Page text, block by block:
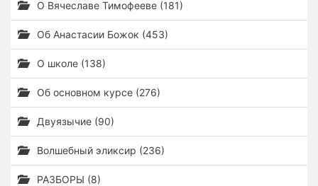
О Вячеславе Тимофееве (181)
Об Анастасии Божок (453)
О школе (138)
Об основном курсе (276)
Двуязычие (90)
Волшебный эликсир (236)
РАЗБОРЫ (8)